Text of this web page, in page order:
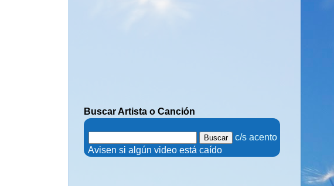
Buscar Artista o Canción
c/s acento
. Avisen si algún video está caído